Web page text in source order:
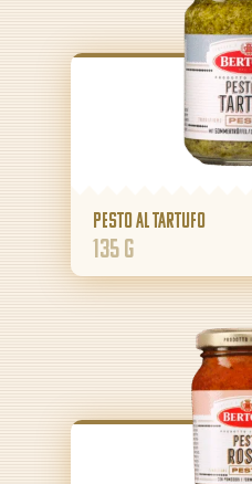
Pesto al Tartufo
135 g